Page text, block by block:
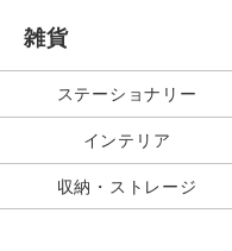
雑貨
ステーショナリー
インテリア
収納・ストレージ